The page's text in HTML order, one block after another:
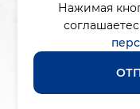
Нажимая